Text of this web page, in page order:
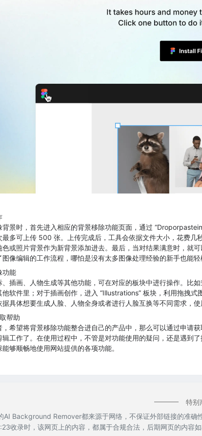
背景时，首先进入相应的背景移除功能页面，通过
最多可上传 500 张。上传完成后，工具会依据文件大小，花费
色或照片背景作为新背景添加进去。最后，当对结果满意时，就
像编辑的工作流程，哪怕是没有太多图像处理经验的新手也能轻
功能
、插画、人物生成等其他功能，可在对应的板块中进行操作。比
他软件里；对于插画创作，进入 “Illustrations” 板块，利用拖拽
据具体想要生成人脸、人物全身或者进行人脸互换等不同需求，使
帮助
，希望将背景移除功能整合进自己的产品中，那么可以通过申请
辑工作了。在使用过程中，不管是对功能使用的疑问，还是遇到
够顺畅地使用网站提供的各项功能。
特别
AI Background Remover都来源于网络，不保证外部链接的准
收录时，该网页上的内容，都属于合规合法，后期网页的内容